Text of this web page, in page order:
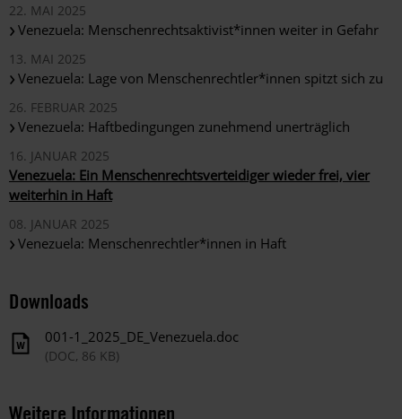
22. MAI 2025
Venezuela: Menschenrechtsaktivist*innen weiter in Gefahr
13. MAI 2025
Venezuela: Lage von Menschenrechtler*innen spitzt sich zu
26. FEBRUAR 2025
Venezuela: Haftbedingungen zunehmend unerträglich
16. JANUAR 2025
Venezuela: Ein Menschenrechtsverteidiger wieder frei, vier
weiterhin in Haft
08. JANUAR 2025
Venezuela: Menschenrechtler*innen in Haft
Downloads
001-1_2025_DE_Venezuela.doc
(DOC, 86 KB)
Weitere Informationen